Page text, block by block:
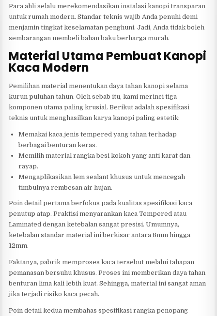
Para ahli selalu merekomendasikan instalasi kanopi transparan
untuk rumah modern. Standar teknis wajib Anda penuhi demi
menjamin tingkat keselamatan penghuni. Jadi, Anda tidak boleh
sembarangan membeli bahan baku berharga murah.
Material Utama Pembuat Kanopi
Kaca Modern
Pemilihan material menentukan daya tahan kanopi selama
kurun puluhan tahun. Oleh sebab itu, kami merinci tiga
komponen utama paling krusial. Berikut adalah spesifikasi
teknis untuk menghasilkan karya kanopi paling estetik:
Memakai kaca jenis tempered yang tahan terhadap
berbagai benturan keras.
Memilih material rangka besi kokoh yang anti karat dan
rayap.
Mengaplikasikan lem sealant khusus untuk mencegah
timbulnya rembesan air hujan.
Poin detail pertama berfokus pada kualitas spesifikasi kaca
penutup atap. Praktisi menyarankan kaca Tempered atau
Laminated dengan ketebalan sangat presisi. Umumnya,
ketebalan standar material ini berkisar antara 8mm hingga
12mm.
Faktanya, pabrik memproses kaca tersebut melalui tahapan
pemanasan bersuhu khusus. Proses ini memberikan daya tahan
benturan lima kali lebih kuat. Sehingga, material ini sangat aman
jika terjadi risiko kaca pecah.
Poin detail kedua membahas spesifikasi rangka penopang